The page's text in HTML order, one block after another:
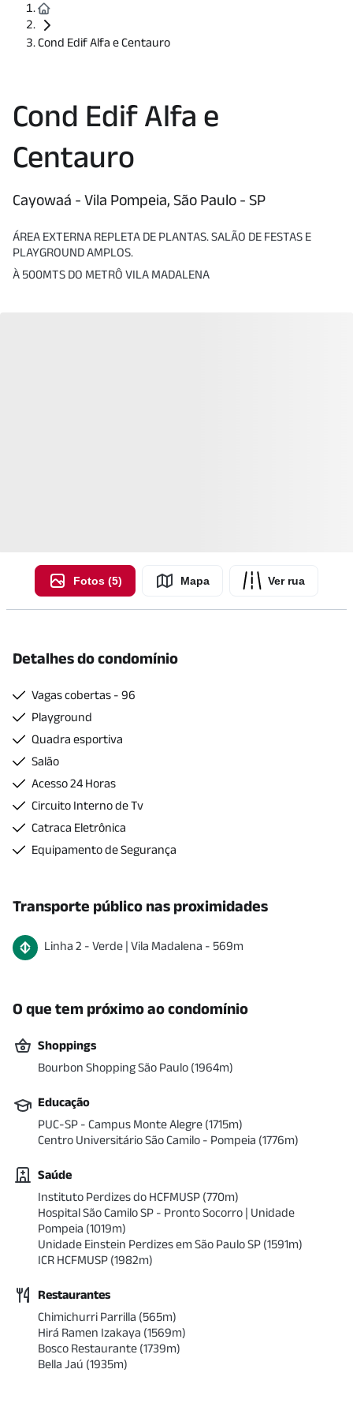
Cond Edif Alfa e Centauro
Cond Edif Alfa e
Centauro
Cayowaá - Vila Pompeia, São Paulo - SP
ÁREA EXTERNA REPLETA DE PLANTAS. SALÃO DE FESTAS E
PLAYGROUND AMPLOS.
À 500MTS DO METRÔ VILA MADALENA
Fotos (5) Mapa Ver rua
Detalhes do condomínio
Vagas cobertas - 96
Playground
Quadra esportiva
Salão
Acesso 24 Horas
Circuito Interno de Tv
Catraca Eletrônica
Equipamento de Segurança
Transporte público nas proximidades
Linha 2 - Verde | Vila Madalena - 569m
O que tem próximo ao condomínio
Shoppings
Bourbon Shopping São Paulo (1964m)
Educação
PUC-SP - Campus Monte Alegre (1715m)
Centro Universitário São Camilo - Pompeia (1776m)
Saúde
Instituto Perdizes do HCFMUSP (770m)
Hospital São Camilo SP - Pronto Socorro | Unidade
Pompeia (1019m)
Unidade Einstein Perdizes em São Paulo SP (1591m)
ICR HCFMUSP (1982m)
Restaurantes
Chimichurri Parrilla (565m)
Hirá Ramen Izakaya (1569m)
Bosco Restaurante (1739m)
Bella Jaú (1935m)